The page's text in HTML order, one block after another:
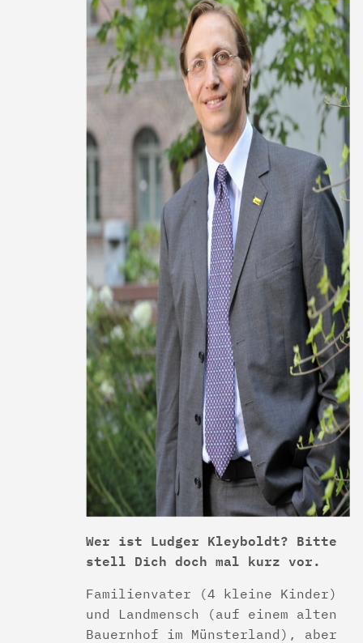
Wer ist Ludger Kleyboldt? Bitte
stell Dich doch mal kurz vor.
Familienvater (4 kleine Kinder)
und Landmensch (auf einem alten
Bauernhof im Münsterland), aber